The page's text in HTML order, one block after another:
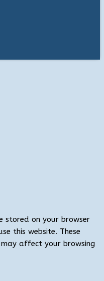
stored on your browser
this website. These
affect your browsing